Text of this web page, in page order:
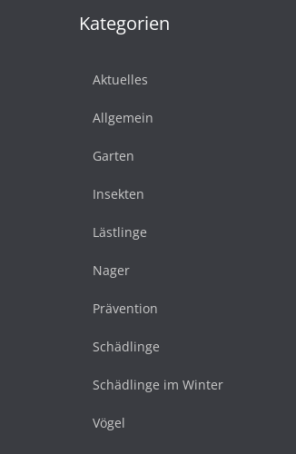
Kategorien
Aktuelles
Allgemein
Garten
Insekten
Lästlinge
Nager
Prävention
Schädlinge
Schädlinge im Winter
Vögel